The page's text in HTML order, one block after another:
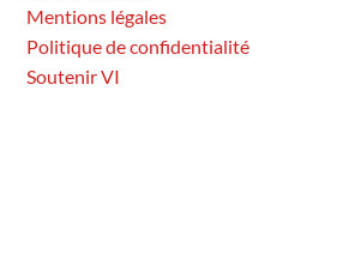
Mentions légales
Politique de confidentialité
Soutenir VI